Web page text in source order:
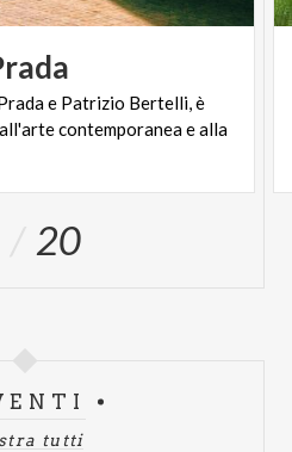
e Patrizio Bertelli, è
contemporanea e alla
20
tutti